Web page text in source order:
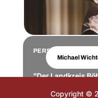
PERSÖNLICHKEITEN
"Der Landkreis
Gründerinnen
Michael
Copyright ©